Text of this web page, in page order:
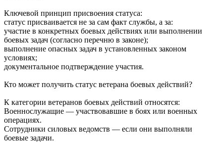
Ключевой принцип присвоения статуса:
статус присваивается не за сам факт службы, а за:
участие в конкретных боевых действиях или выполнении
боевых задач (согласно перечню в законе);
выполнение опасных задач в установленных законом
условиях;
документальное подтверждение участия.
Кто может получить статус ветерана боевых действий?
К категории ветеранов боевых действий относятся:
Военнослужащие — участвовавшие в боях или военных
операциях.
Сотрудники силовых ведомств — если они выполняли
боевые задачи.